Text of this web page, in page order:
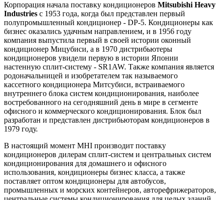
Корпорация начала поставку кондиционеров Mitsubishi Heavy
Industries с 1953 года, когда был представлен первый
полупромышленный кондиционер - DP-5. Кондиционеры как
бизнес оказались удачным направлением, и в 1956 году
компания выпустила первый в своей истории оконный
кондиционер Мицубиси, а в 1970 дистрибьютеры
кондиционеров увидели первую в истории Японии
настенную сплит-систему - SR1AW. Также компания является
родоначальницей и изобретателем так называемого
кассетного кондиционера Митсубиси, встраиваемого
внутреннего блока систем кондиционирования, наиболее
востребованного на сегодняшний день в мире в сегменте
офисного и коммерческого кондиционирования. Блок был
разработан и представлен дистрибьюторам кондиционеров в
1979 году.
В настоящий момент MHI производит поставку
кондиционеров дилерам сплит-систем и центральных систем
кондиционирования для домашнего и офисного
использования, кондиционеры бизнес класса, а также
поставляет оптом кондиционеры для автобусов,
промышленных и морских контейнеров, авторефрижераторов,